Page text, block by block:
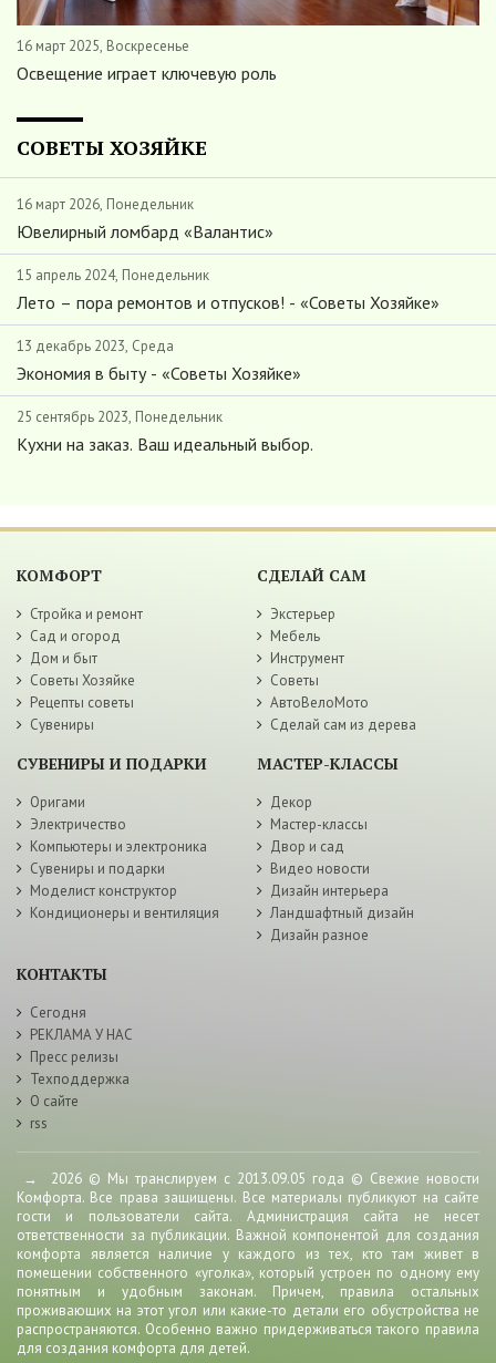
16 март 2025, Воскресенье
Освещение играет ключевую роль
СОВЕТЫ ХОЗЯЙКЕ
16 март 2026, Понедельник
Ювелирный ломбард «Валантис»
15 апрель 2024, Понедельник
Лето – пора ремонтов и отпусков! - «Советы Хозяйке»
13 декабрь 2023, Среда
Экономия в быту - «Советы Хозяйке»
25 сентябрь 2023, Понедельник
Кухни на заказ. Ваш идеальный выбор.
КОМФОРТ
Стройка и ремонт
Сад и огород
Дом и быт
Советы Хозяйке
Рецепты советы
Сувениры
СДЕЛАЙ САМ
Экстерьер
Мебель
Инструмент
Советы
АвтоВелоМото
Сделай сам из дерева
СУВЕНИРЫ И ПОДАРКИ
Оригами
Электричество
Компьютеры и электроника
Сувениры и подарки
Моделист конструктор
Кондиционеры и вентиляция
МАСТЕР-КЛАССЫ
Декор
Мастер-классы
Двор и сад
Видео новости
Дизайн интерьера
Ландшафтный дизайн
Дизайн разное
КОНТАКТЫ
Сегодня
РЕКЛАМА У НАС
Пресс релизы
Техподдержка
О сайте
rss
→ 2026 © Мы транслируем с 2013.09.05 года © Свежие новости
Комфорта. Все права защищены. Все материалы публикуют на сайте
гости и пользователи сайта. Администрация сайта не несет
ответственности за публикации. Важной компонентой для создания
комфорта является наличие у каждого из тех, кто там живет в
помещении собственного «уголка», который устроен по одному ему
понятным и удобным законам. Причем, правила остальных
проживающих на этот угол или какие-то детали его обустройства не
распространяются. Особенно важно придерживаться такого правила
для создания комфорта для детей.